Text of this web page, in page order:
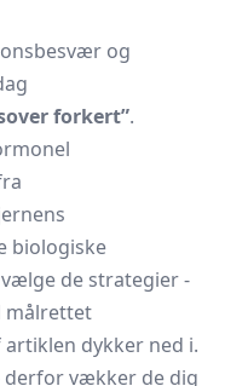
og
forkert”.
biologiske
de strategier -
målrettet
dykker ned i.
derfor vækker de dig